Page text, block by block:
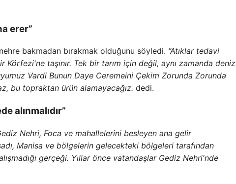
erer”
bakmadan bırakmak olduğunu söyledi. “Atıklar tedavi
Körfezi'ne taşınır. Tek bir tarım için değil, aynı zamanda deniz
Vardi Bunun Daye Ceremeini Çekim Zorunda Zorunda
bu topraktan ürün alamayacağız. dedi.
alınmalıdır”
Nehri, Foca ve mahallelerini besleyen ana gelir
Manisa ve bölgelerin gelecekteki bölgeleri tarafından
gerçeği. Yıllar önce vatandaşlar Gediz Nehri'nde